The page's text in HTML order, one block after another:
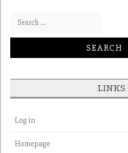
Search for:
LINKS
Log in
Homepage